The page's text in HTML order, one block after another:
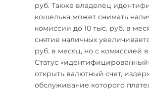
руб. Также владелец
кошелька может снимать
комиссии до 10 тыс. руб. в
снятие наличных
руб. в месяц, но с комиссией
Статус
открыть валютный счет,
обслуживание которого